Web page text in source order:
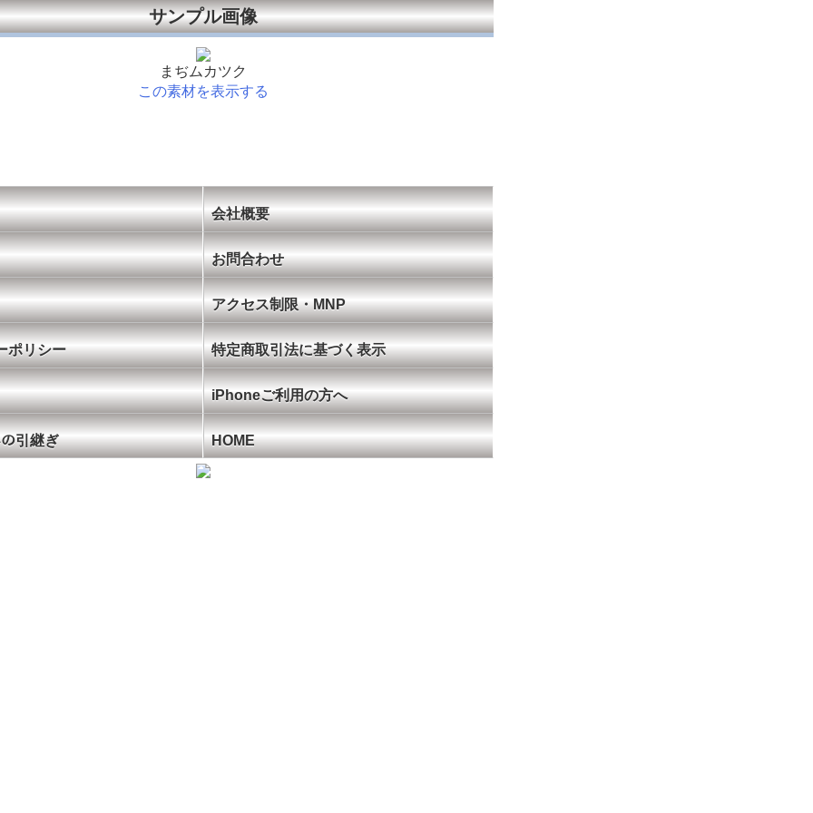
サンプル画像
まぢムカツク
この素材を表示する
会社概要
お問合わせ
アクセス制限・MNP
ポリシー 特定商取引法に基づく表示
iPhoneご利用の方へ
の引継ぎ HOME